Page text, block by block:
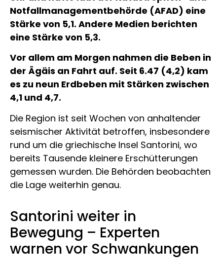
Notfallmanagementbehörde (AFAD) eine
Stärke von 5,1. Andere Medien berichten
eine Stärke von 5,3.
Vor allem am Morgen nahmen die Beben in
der Ägäis an Fahrt auf. Seit 6.47 (4,2) kam
es zu neun Erdbeben mit Stärken zwischen
4,1 und 4,7.
Die Region ist seit Wochen von anhaltender
seismischer Aktivität betroffen, insbesondere
rund um die griechische Insel Santorini, wo
bereits Tausende kleinere Erschütterungen
gemessen wurden. Die Behörden beobachten
die Lage weiterhin genau.
Santorini weiter in
Bewegung – Experten
warnen vor Schwankungen